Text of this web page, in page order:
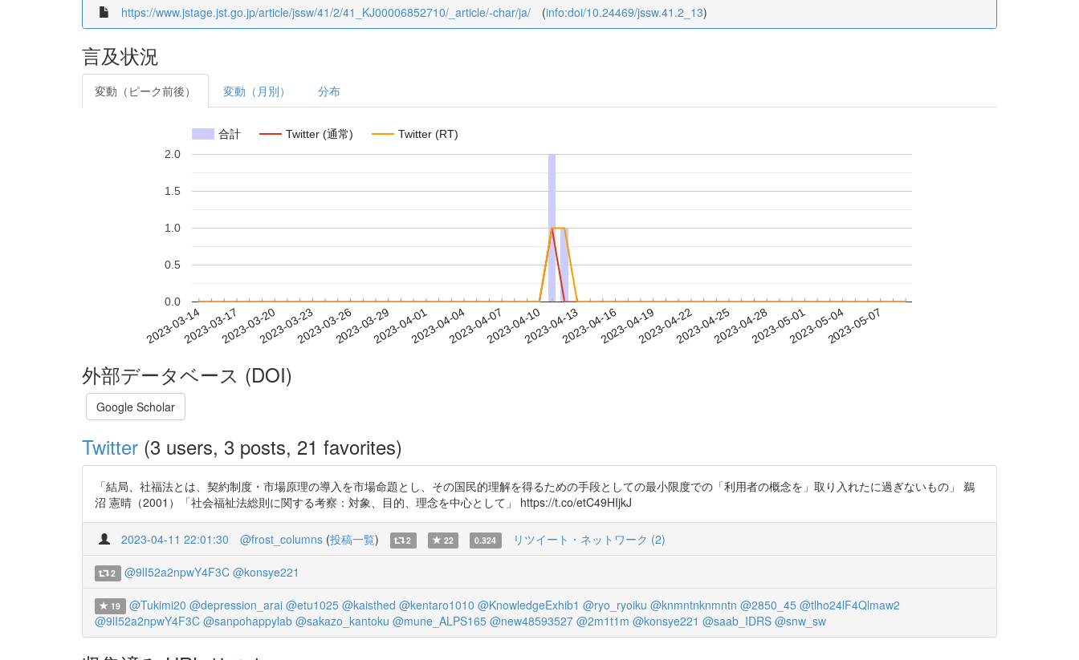
https://www.jstage.jst.go.jp/article/jssw/41/2/41_KJ00006852710/_article/-char/ja/ (info:doi/10.24469/jssw.41.2_13)
言及状況
変動（ピーク前後） 変動（月別） 分布
合計 Twitter (通常) Twitter (RT)
2023-03-142023-03-172023-03-202023-03-232023-03-262023-03-292023-04-012023-04-042023-04-072023-04-102023-04-132023-04-162023-04-192023-04-222023-04-252023-04-282023-05-012023-05-042023-05-07
0.0
0.5
1.0
1.5
2.0
外部データベース (DOI)
Google Scholar
Twitter (3 users, 3 posts, 21 favorites)
「結局、社福法とは、契約制度・市場原理の導入を市場命題とし、その国民的理解を得るための手段としての最小限度での「利用者の概念を」取り入れたに過ぎないもの」 鵜
沼 憲晴（2001）「社会福祉法総則に関する考察：対象、目的、理念を中心として」 https://t.co/etC49HIjkJ
2023-04-11 22:01:30 @frost_columns (投稿一覧) 2 22 0.324 リツイート・ネットワーク (2)
2 @9lI52a2npwY4F3C @konsye221
19 @Tukimi20 @depression_arai @etu1025 @kaisthed @kentaro1010 @KnowledgeExhib1 @ryo_ryoiku @knmntnknmntn @2850_45 @tlho24lF4Qlmaw2
@9lI52a2npwY4F3C @sanpohappylab @sakazo_kantoku @mune_ALPS165 @new48593527 @2m1t1m @konsye221 @saab_IDRS @snw_sw